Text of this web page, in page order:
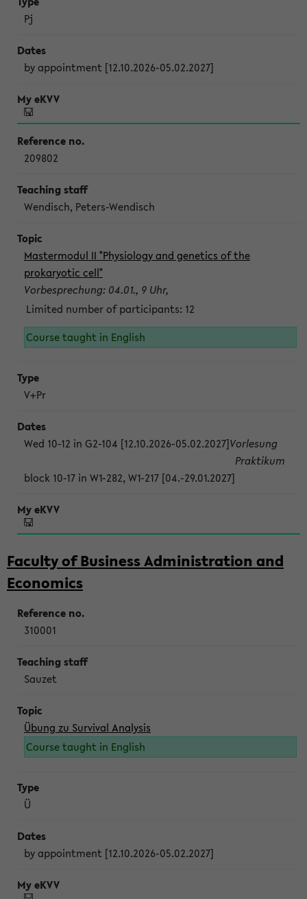
Pj
by appointment [12.10.2026-05.02.2027]
209802
Wendisch, Peters-Wendisch
Mastermodul II "Physiology and genetics of the
prokaryotic cell"
Vorbesprechung: 04.01., 9 Uhr,
Limited number of participants: 12
Course taught in English
V+Pr
Wed 10-12 in G2-104 [12.10.2026-05.02.2027]Vorlesung
block 10-17 in W1-282, W1-217 [04.-29.01.2027]
Praktikum
Faculty of Business Administration and
Economics
310001
Sauzet
Übung zu Survival Analysis
Course taught in English
Ü
by appointment [12.10.2026-05.02.2027]